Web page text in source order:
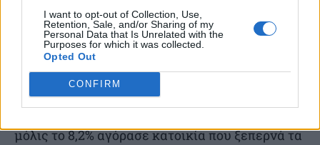
I want to opt-out of Collection, Use,
Retention, Sale, and/or Sharing of my
Personal Data that Is Unrelated with the
Purposes for which it was collected.
Opted Out
CONFIRM
κράτησαν το ενδιαφέρον του 16,8% των
αγοραστών (ιδιαίτερα εκείνων που έχουν
επενδυτικό προσανατολισμό).
Στα ακίνητα από 101 έως 150 τ.μ. στράφηκε το
16,6% των ενδιαφερόμενων αγοραστών, ενώ
μόλις το 8,2% αγόρασε κατοικία που ξεπερνά τα